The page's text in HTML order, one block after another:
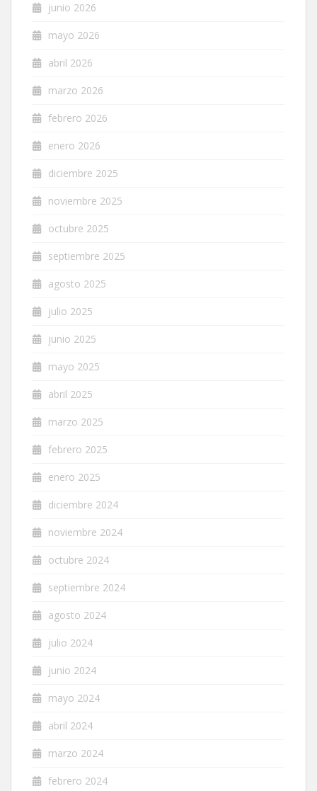
junio 2026
mayo 2026
abril 2026
marzo 2026
febrero 2026
enero 2026
diciembre 2025
noviembre 2025
octubre 2025
septiembre 2025
agosto 2025
julio 2025
junio 2025
mayo 2025
abril 2025
marzo 2025
febrero 2025
enero 2025
diciembre 2024
noviembre 2024
octubre 2024
septiembre 2024
agosto 2024
julio 2024
junio 2024
mayo 2024
abril 2024
marzo 2024
febrero 2024